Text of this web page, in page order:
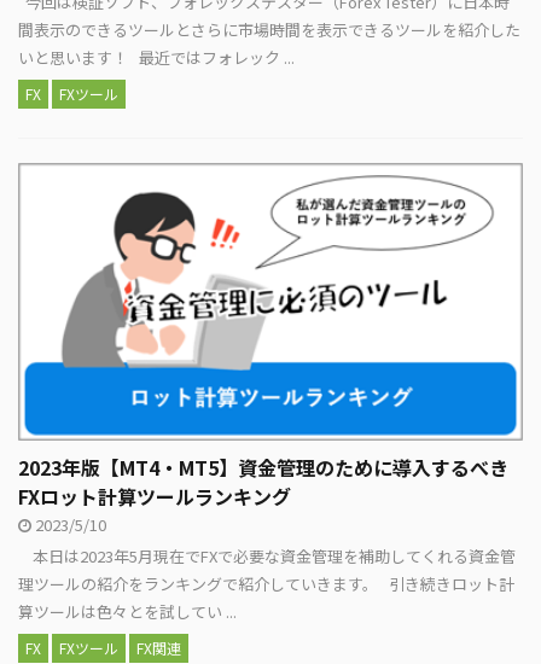
間表示のできるツールとさらに市場時間を表示できるツールを紹介した
いと思います！ 最近ではフォレック ...
FX FXツール
2023年版【MT4・MT5】資金管理のために導入するべき
FXロット計算ツールランキング
2023/5/10
本日は2023年5月現在でFXで必要な資金管理を補助してくれる資金管
理ツールの紹介をランキングで紹介していきます。 引き続きロット計
算ツールは色々とを試してい ...
FX FXツール FX関連